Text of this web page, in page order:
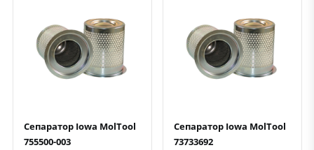
Быстрый просмотрДобавить к сравнению
Добавить в избранное
Сепаратор Iowa MolTool
755500-003
Быстрый просмотрДобавить к сравнению
Добавить в избранное
Сепаратор Iowa MolTool
73733692